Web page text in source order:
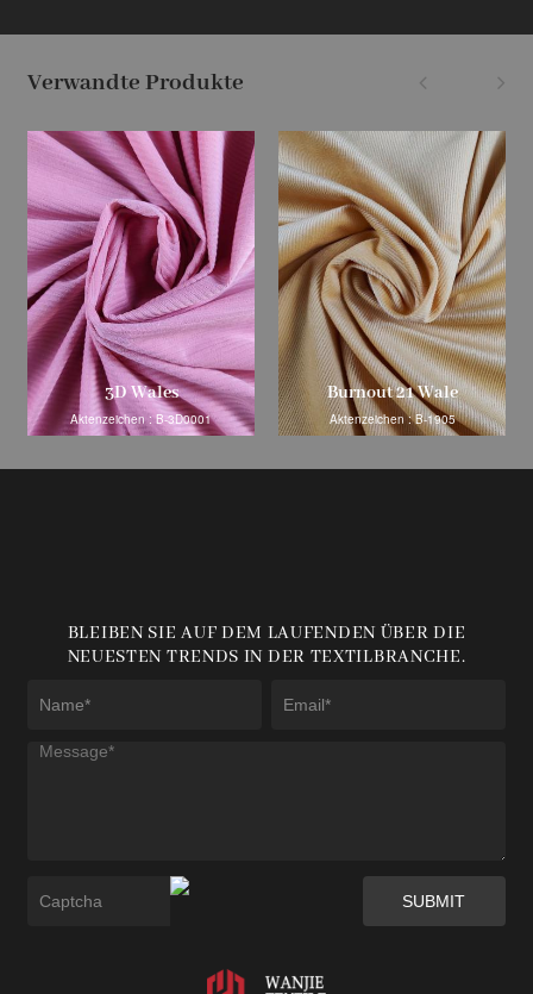
Verwandte Produkte
3D Wales
Aktenzeichen : B-3D0001
Burnout 21 Wale
Aktenzeichen : B-1905
BLEIBEN SIE AUF DEM LAUFENDEN ÜBER DIE
NEUESTEN TRENDS IN DER TEXTILBRANCHE.